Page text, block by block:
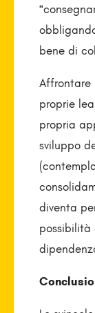
bene di
Affrontare
proprie
propria
sviluppo
diventa